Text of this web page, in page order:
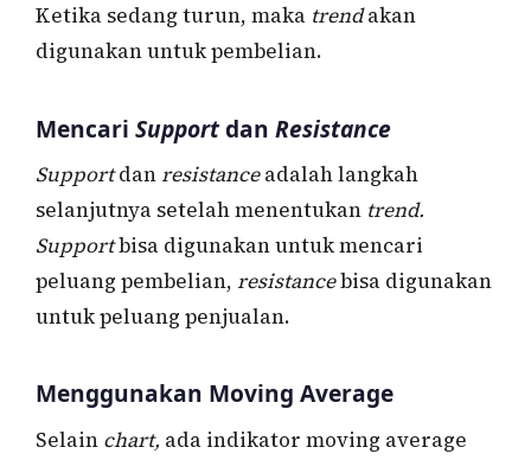
Ketika sedang turun, maka trendakan
digunakan untuk pembelian.
Mencari Supportdan Resistance
Supportdanresistanceadalah langkah
selanjutnya setelah menentukan trend.
Supportbisa digunakan untuk mencari
peluang pembelian, resistancebisa digunakan
untuk peluang penjualan.
Menggunakan Moving Average
Selain chart, ada indikator moving average